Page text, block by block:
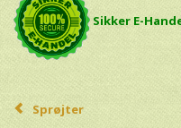
Sikker E-
Sprøjter